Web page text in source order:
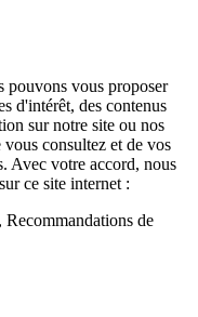
pouvons vous proposer
d'intérêt, des contenus
sur notre site ou nos
consultez et de vos
Avec votre accord, nous
ce site internet :
de